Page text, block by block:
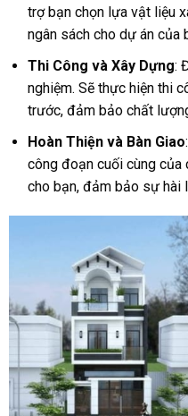
trợ bạn chọn lựa vật liệu
ngân sách cho dự án của
Thi Công và Xây Dựng:
nghiệm. Sẽ thực hiện thi
trước, đảm bảo chất
Hoàn Thiện và Bàn Giao
công đoạn cuối cùng của
cho bạn, đảm bảo sự hài